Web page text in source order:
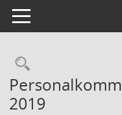
Toggle navigation
2019